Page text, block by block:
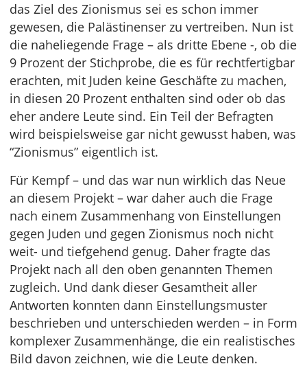
das Ziel des Zionismus sei es schon immer
gewesen, die Palästinenser zu vertreiben. Nun ist
die naheliegende Frage – als dritte Ebene -, ob die
9 Prozent der Stichprobe, die es für rechtfertigbar
erachten, mit Juden keine Geschäfte zu machen,
in diesen 20 Prozent enthalten sind oder ob das
eher andere Leute sind. Ein Teil der Befragten
wird beispielsweise gar nicht gewusst haben, was
“Zionismus” eigentlich ist.
Für Kempf – und das war nun wirklich das Neue
an diesem Projekt – war daher auch die Frage
nach einem Zusammenhang von Einstellungen
gegen Juden und gegen Zionismus noch nicht
weit- und tiefgehend genug. Daher fragte das
Projekt nach all den oben genannten Themen
zugleich. Und dank dieser Gesamtheit aller
Antworten konnten dann Einstellungsmuster
beschrieben und unterschieden werden – in Form
komplexer Zusammenhänge, die ein realistisches
Bild davon zeichnen, wie die Leute denken.